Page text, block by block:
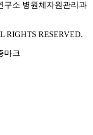
구소 병원체자원관리과
RIGHTS RESERVED.